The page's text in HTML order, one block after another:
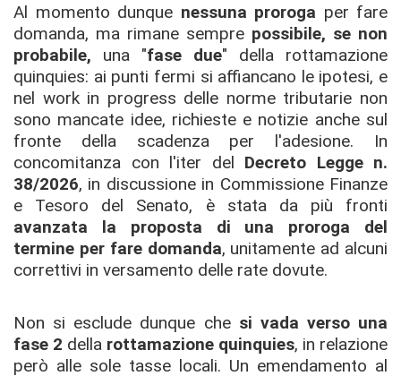
Al momento dunque nessuna proroga per fare
domanda, ma rimane sempre possibile, se non
probabile, una "fase due" della rottamazione
quinquies: ai punti fermi si affiancano le ipotesi, e
nel work in progress delle norme tributarie non
sono mancate idee, richieste e notizie anche sul
fronte della scadenza per l'adesione. In
concomitanza con l'iter del Decreto Legge n.
38/2026, in discussione in Commissione Finanze
e Tesoro del Senato, è stata da più fronti
avanzata la proposta di una proroga del
termine per fare domanda, unitamente ad alcuni
correttivi in versamento delle rate dovute.
Non si esclude dunque chesi vada verso una
fase 2 della rottamazione quinquies, in relazione
però alle sole tasse locali. Un emendamento al